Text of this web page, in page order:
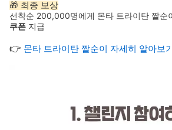
🎁 최종 보상
선착순 200,000명에게 몬타 트라이탄 짤순
쿠폰 지급
👉 몬타 트라이탄 짤순이 자세히 알아보